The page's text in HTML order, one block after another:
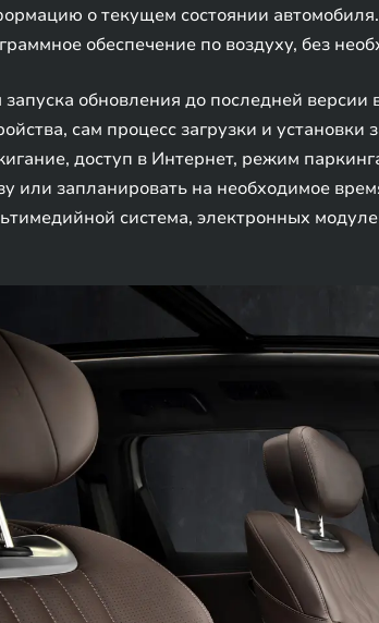
о текущем состоянии
обеспечение по воздуху, без
обновления до последней
сам процесс загрузки и
доступ в Интернет, режим
или запланировать на необходимое
система, электронных